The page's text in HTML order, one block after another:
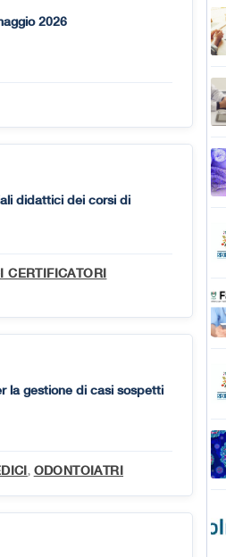
2026
didattici dei corsi di
CERTIFICATORI
la gestione di casi sospetti
, ODONTOIATRI